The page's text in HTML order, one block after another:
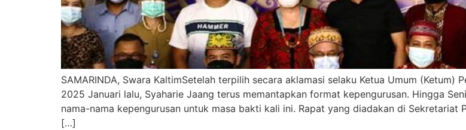
SAMARINDA, Swara KaltimSetelah terpilih secara aklamasi selaku Ketua Umum
2025 Januari lalu, Syaharie Jaang terus memantapkan format kepengurusan. Hingga
nama-nama kepengurusan untuk masa bakti kali ini. Rapat yang diadakan di Sekretariat
[…]